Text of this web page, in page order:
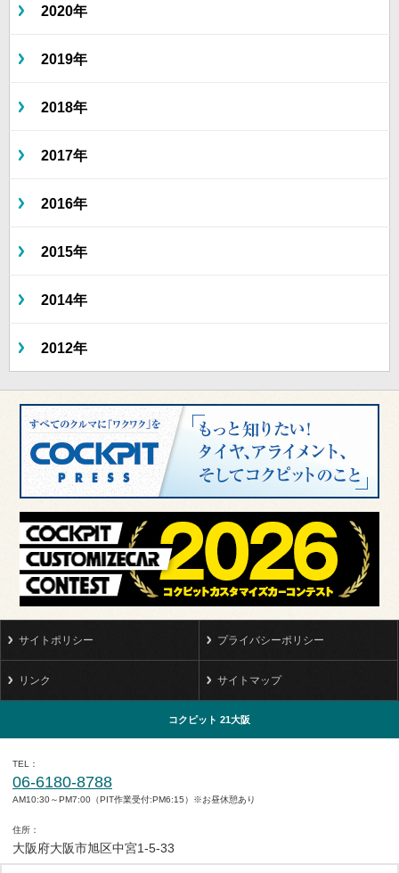
2020年
2019年
2018年
2017年
2016年
2015年
2014年
2012年
サイトポリシー プライバシーポリシー
リンク サイトマップ
コクピット 21大阪
TEL
06-6180-8788
AM10:30～PM7:00（PIT作業受付:PM6:15）※お昼休憩あり
住所
大阪府大阪市旭区中宮1-5-33